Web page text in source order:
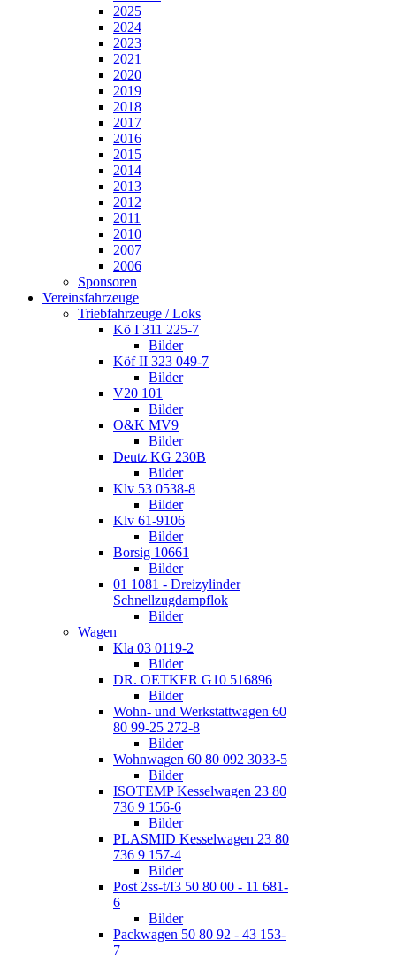
2025
2024
2023
2021
2020
2019
2018
2017
2016
2015
2014
2013
2012
2011
2010
2007
2006
Sponsoren
Vereinsfahrzeuge
Triebfahrzeuge / Loks
Kö I 311 225-7
Bilder
Köf II 323 049-7
Bilder
V20 101
Bilder
O&K MV9
Bilder
Deutz KG 230B
Bilder
Klv 53 0538-8
Bilder
Klv 61-9106
Bilder
Borsig 10661
Bilder
01 1081 - Dreizylinder
Schnellzugdampflok
Bilder
Wagen
Kla 03 0119-2
Bilder
DR. OETKER G10 516896
Bilder
Wohn- und Werkstattwagen 60
80 99-25 272-8
Bilder
Wohnwagen 60 80 092 3033-5
Bilder
ISOTEMP Kesselwagen 23 80
736 9 156-6
Bilder
PLASMID Kesselwagen 23 80
736 9 157-4
Bilder
Post 2ss-t/I3 50 80 00 - 11 681-
6
Bilder
Packwagen 50 80 92 - 43 153-
7